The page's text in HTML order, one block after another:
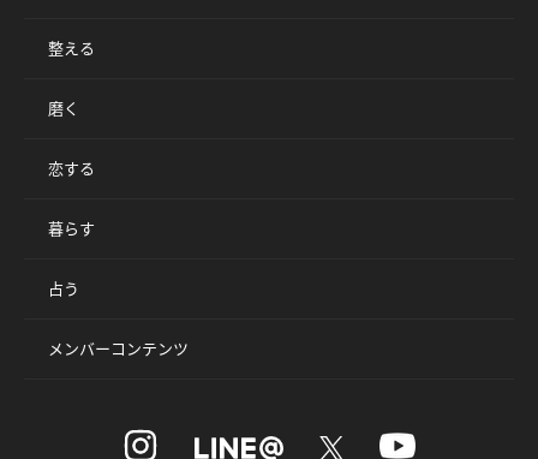
整える
磨く
恋する
暮らす
占う
メンバーコンテンツ